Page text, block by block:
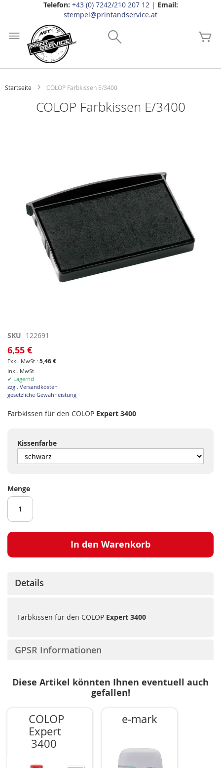
Telefon: +43 (0) 7242/210 207 12| Email:
stempel@printandservice.at
Inhalt
springen
Startseite COLOP Farbkissen E/3400
COLOP Farbkissen E/3400
Zum
der
Bildgalerie
springen
SKU 122691
6,55 €
5,46 €
Inkl. MwSt.
✔ Lagernd
zzgl. Versandkosten
gesetzliche Gewährleistung
Farbkissen für den COLOP Expert 3400
Kissenfarbe
Menge
In den Warenkorb
Details
Farbkissen für den COLOP Expert 3400
GPSR Informationen
Diese Artikel könnten Ihnen eventuell auch
gefallen!
COLOP
Expert
3400
e-mark